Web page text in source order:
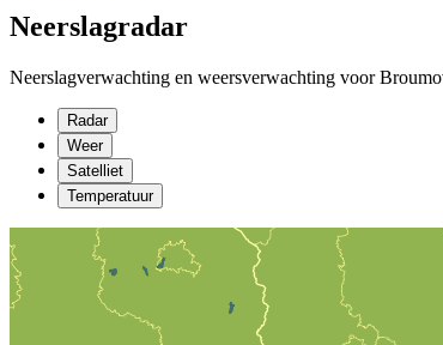
Neerslagradar
Neerslagverwachting en weersverwachting voor
Radar
Weer
Satelliet
Temperatuur